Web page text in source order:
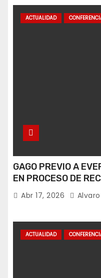
ACTUALIDAD
GAGO PREVIO A
EN PROCESO DE
Abr 17, 2026
ACTUALIDAD